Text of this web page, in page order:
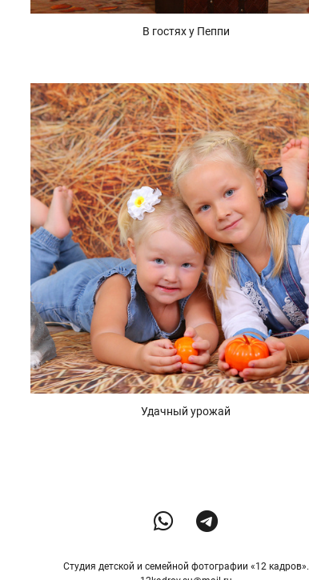
В гостях у Пеппи
Удачный урожай
Студия детской и семейной фотографии «12 кадров».